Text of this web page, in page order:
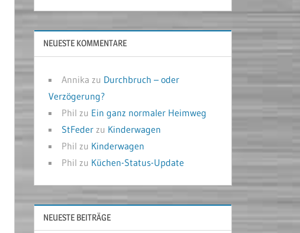
NEUESTE KOMMENTARE
Annika zu Durchbruch – oder
Verzögerung?
Phil zu Ein ganz normaler Heimweg
StFeder zu Kinderwagen
Phil zu Kinderwagen
Phil zu Küchen-Status-Update
NEUESTE BEITRÄGE